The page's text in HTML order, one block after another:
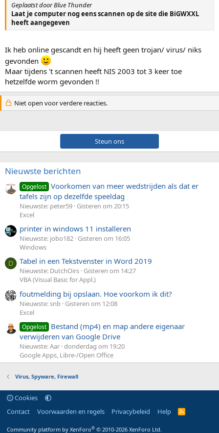
Geplaatst door Blue Thunder
Laat je computer nog eens scannen op de site die BiGWXXL
heeft aangegeven
Ik heb online gescandt en hij heeft geen trojan/ virus/ niks
gevonden
Maar tijdens 't scannen heeft NIS 2003 tot 3 keer toe
hetzelfde worm gevonden !!
Niet open voor verdere reacties.
Steun ons
Nieuwste berichten
Opgelost Voorkomen van meer wedstrijden als dat er
tafels zijn op dezelfde speeldag
Nieuwste: peter59 Gisteren om 20:15
Excel
printer in windows 11 installeren
Nieuwste: jobo182 Gisteren om 16:05
Windows
D Tabel in een Tekstvenster in Word 2019
Nieuwste: DutchOirs Gisteren om 14:27
VBA (Visual Basic for Appl.)
foutmelding bij opslaan. Hoe voorkom ik dit?
Nieuwste: snb Gisteren om 12:08
Excel
Opgelost Bestand (mp4) en map andere eigenaar
verwijderen van Google Drive
Nieuwste: Aar donderdag om 19:20
Google Apps, Libre-/Open Office
Virus, Spyware, Firewall
Cookies
Contact
Voorwaarden en regels Privacybeleid Help
R
Community platform by XenForo® © 2010-2026 XenForo Ltd.